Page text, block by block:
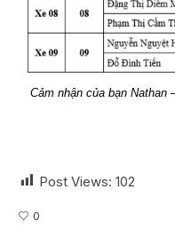
Cảm nhận của bạn Nathan
Post Views: 102
0